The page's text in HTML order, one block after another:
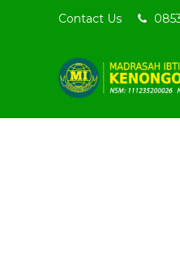
Contact Us
resmi MI Kenongomulyo -